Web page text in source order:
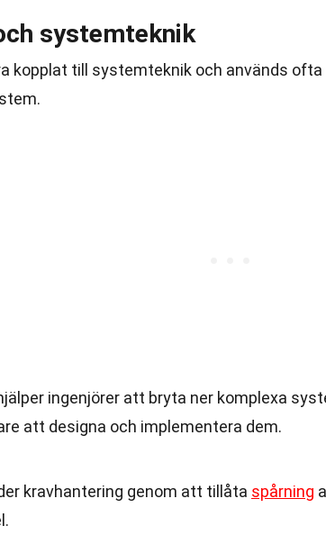
systemteknik
kopplat till systemteknik och används
ingenjörer att bryta ner komplexa
att designa och implementera dem.
kravhantering genom att tillåta spårning